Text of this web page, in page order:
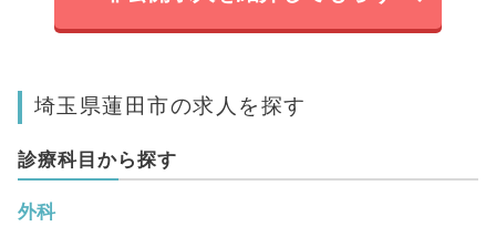
埼玉県蓮田市の求人を探す
診療科目から探す
外科